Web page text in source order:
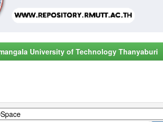
University of Technology Thanyaburi